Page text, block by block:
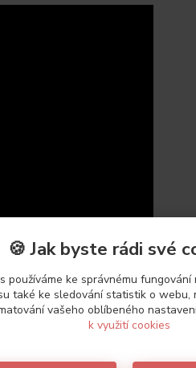
🍪 Jak byste rádi své
používáme ke správnému
také ke sledování statistik o webu,
vašeho oblíbeného
k využití cookies